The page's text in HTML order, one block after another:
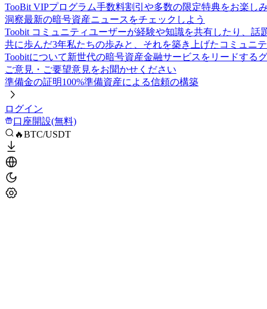
TooBit VIPプログラム手数料割引や多数の限定特典をお楽し
洞察最新の暗号資産ニュースをチェックしよう
Toobit コミュニティユーザーが経験や知識を共有したり、話
共に歩んだ3年私たちの歩みと、それを築き上げたコミュニ
Toobitについて新世代の暗号資産金融サービスをリードする
ご意見・ご要望意見をお聞かせください
準備金の証明100%準備資産による信頼の構築
ログイン
口座開設(無料)
🔥BTC/USDT